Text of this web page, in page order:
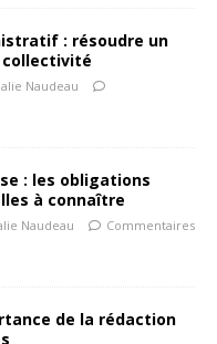
: résoudre un
collectivité
Naudeau
: les obligations
à connaître
Naudeau
Commentaires
de la rédaction